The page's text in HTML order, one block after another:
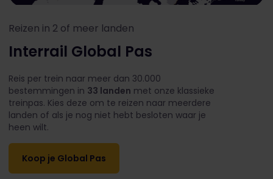
Reizen in 2 of meer landen
Interrail Global Pas
Reis per trein naar meer dan 30.000
bestemmingen in 33 landen met onze klassieke
treinpas. Kies deze om te reizen naar meerdere
landen of als je nog niet hebt besloten waar je
heen wilt.
Koop je Global Pas